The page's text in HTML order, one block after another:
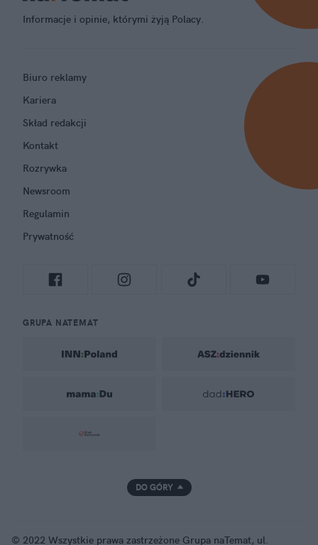
Informacje i opinie, którymi żyją Polacy.
Biuro reklamy
Kariera
Skład redakcji
Kontakt
Rozrywka
Newsroom
Regulamin
Prywatność
GRUPA NATEMAT
DO GÓRY
© 2022 Wszystkie prawa zastrzeżone Grupa naTemat, ul.